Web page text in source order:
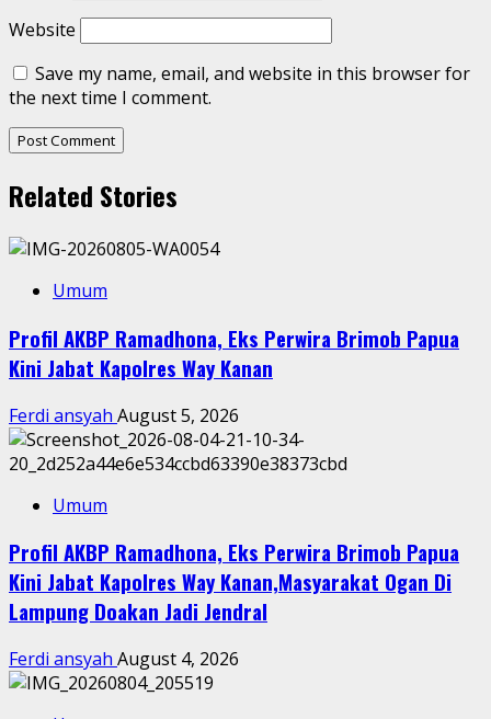
Website
Save my name, email, and website in this browser for
the next time I comment.
Related Stories
Umum
Profil AKBP Ramadhona, Eks Perwira Brimob Papua
Kini Jabat Kapolres Way Kanan
Ferdi ansyah August 5, 2026
Umum
Profil AKBP Ramadhona, Eks Perwira Brimob Papua
Kini Jabat Kapolres Way Kanan,Masyarakat Ogan Di
Lampung Doakan Jadi Jendral
Ferdi ansyah August 4, 2026